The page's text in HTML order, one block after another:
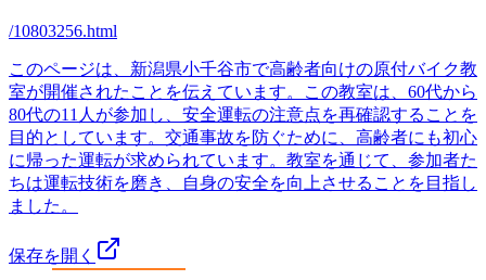
/10803256.html
このページは、新潟県小千谷市で高齢者向けの原付バイク教
室が開催されたことを伝えています。この教室は、60代から
80代の11人が参加し、安全運転の注意点を再確認することを
目的としています。交通事故を防ぐために、高齢者にも初心
に帰った運転が求められています。教室を通じて、参加者た
ちは運転技術を磨き、自身の安全を向上させることを目指し
ました。
保存を開く